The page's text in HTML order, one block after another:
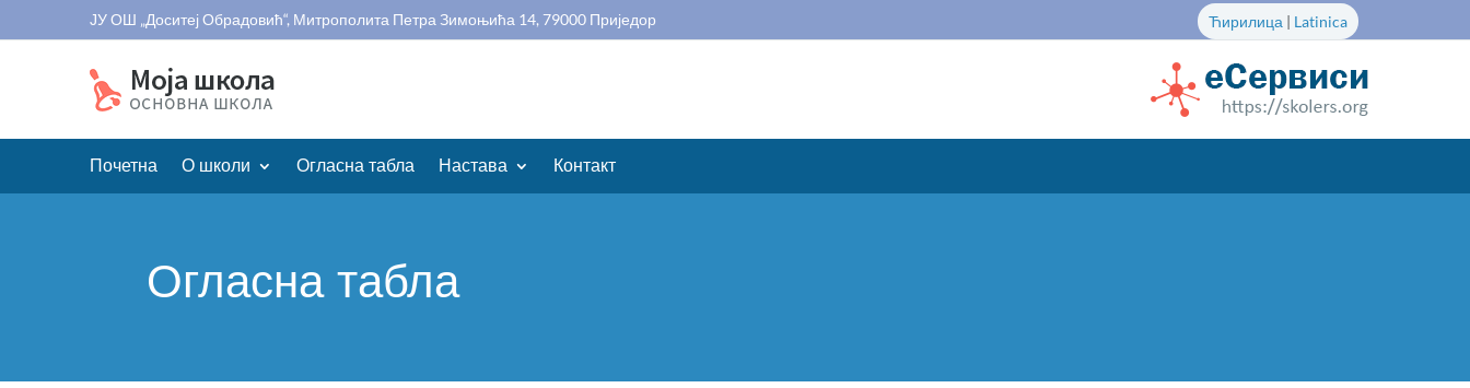
ЈУ ОШ „Доситеј Обрадовић“, Митрополита Петра Зимоњића 14, 79000 Приједор Ћирилица | Latinica
Почетна О школи Огласна табла Настава Контакт
Огласна табла